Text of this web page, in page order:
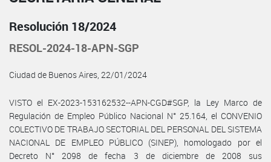
Resolución 18/2024
RESOL-2024-18-APN-SGP
Ciudad de Buenos Aires, 22/01/2024
VISTO el EX-2023-153162532--APN-CGD#SGP, la Ley Marco de
Regulación de Empleo Público Nacional N° 25.164, el CONVENIO
COLECTIVO DE TRABAJO SECTORIAL DEL PERSONAL DEL SISTEMA
NACIONAL DE EMPLEO PÚBLICO (SINEP), homologado por el
Decreto N° 2098 de fecha 3 de diciembre de 2008 sus